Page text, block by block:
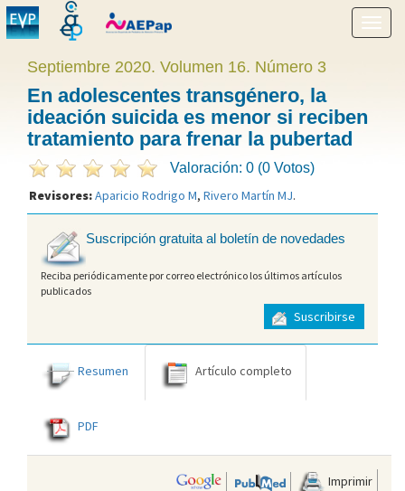
menú
Septiembre 2020. Volumen 16. Número 3
En adolescentes transgénero, la
ideación suicida es menor si reciben
tratamiento para frenar la pubertad
Valoración: 0 (0 Votos)
Revisores:Aparicio Rodrigo M, Rivero Martín MJ.
Suscripción gratuita al boletín de novedades
Reciba periódicamente por correo electrónico los últimos artículos
publicados
Suscribirse
Resumen Artículo completo
PDF
Imprimir